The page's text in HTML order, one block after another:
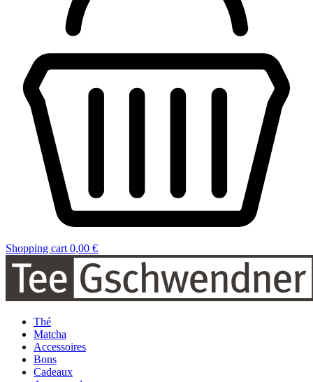
Shopping cart 0,00 €
Thé
Matcha
Accessoires
Bons
Cadeaux